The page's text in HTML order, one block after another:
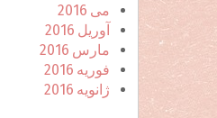
می 2016
آوریل 2016
مارس 2016
فوریه 2016
ژانویه 2016